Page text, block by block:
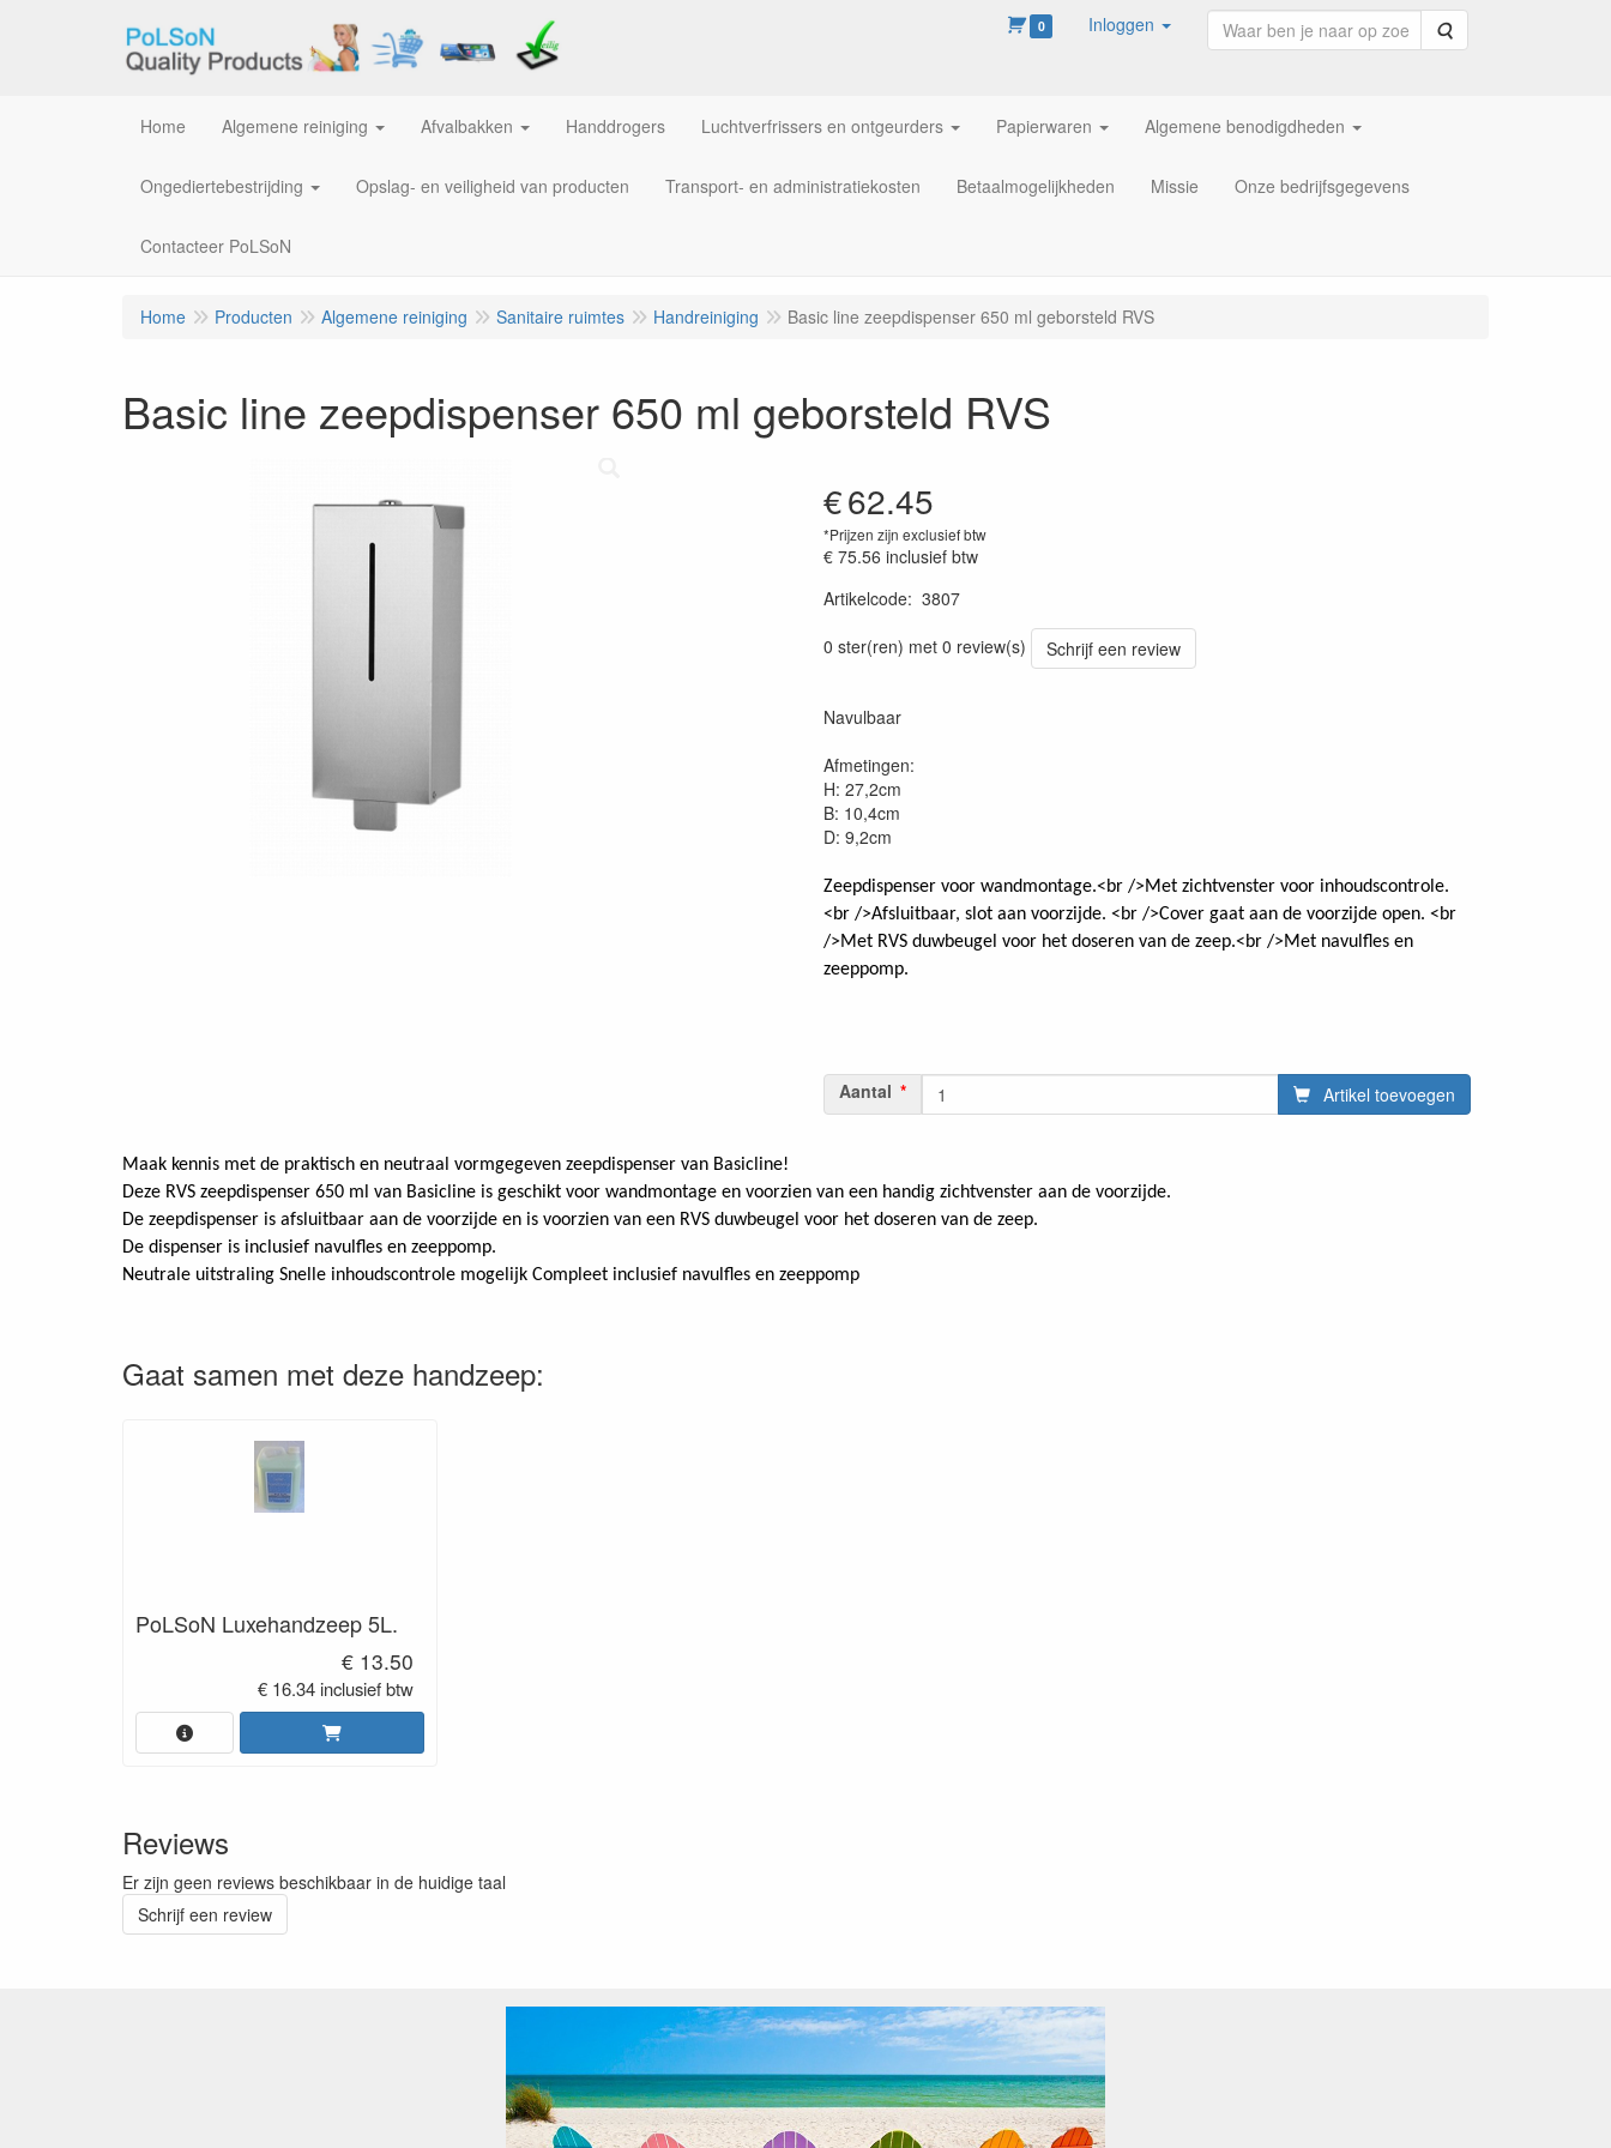
0 Inloggen Zoeken
Home Algemene reiniging Afvalbakken Handdrogers Luchtverfrissers en ontgeurders Papierwaren Algemene benodigdheden
Ongediertebestrijding Opslag- en veiligheid van producten Transport- en administratiekosten Betaalmogelijkheden Missie Onze bedrijfsgegevens
Contacteer PoLSoN
Home Producten Algemene reiniging Sanitaire ruimtes Handreiniging Basic line zeepdispenser 650 ml geborsteld RVS
Basic line zeepdispenser 650 ml geborsteld RVS
€62.45
*Prijzen zijn exclusief btw
€ 75.56 inclusief btw
Artikelcode: 3807
0 ster(ren) met 0 review(s)
Schrijf een review
Navulbaar
Afmetingen:
H: 27,2cm
B: 10,4cm
D: 9,2cm
Zeepdispenser voor wandmontage.<br />Met zichtvenster voor inhoudscontrole.
<br />Afsluitbaar, slot aan voorzijde. <br />Cover gaat aan de voorzijde open. <br
/>Met RVS duwbeugel voor het doseren van de zeep.<br />Met navulfles en
zeeppomp.
Aantal Artikel toevoegen
Maak kennis met de praktisch en neutraal vormgegeven zeepdispenser van Basicline!
Deze RVS zeepdispenser 650 ml van Basicline is geschikt voor wandmontage en voorzien van een handig zichtvenster aan de voorzijde.
De zeepdispenser is afsluitbaar aan de voorzijde en is voorzien van een RVS duwbeugel voor het doseren van de zeep.
De dispenser is inclusief navulfles en zeeppomp.
Neutrale uitstraling Snelle inhoudscontrole mogelijk Compleet inclusief navulfles en zeeppomp
Gaat samen met deze handzeep:
PoLSoN Luxehandzeep 5L.
€ 13.50
€ 16.34 inclusief btw
Reviews
Er zijn geen reviews beschikbaar in de huidige taal
Schrijf een review